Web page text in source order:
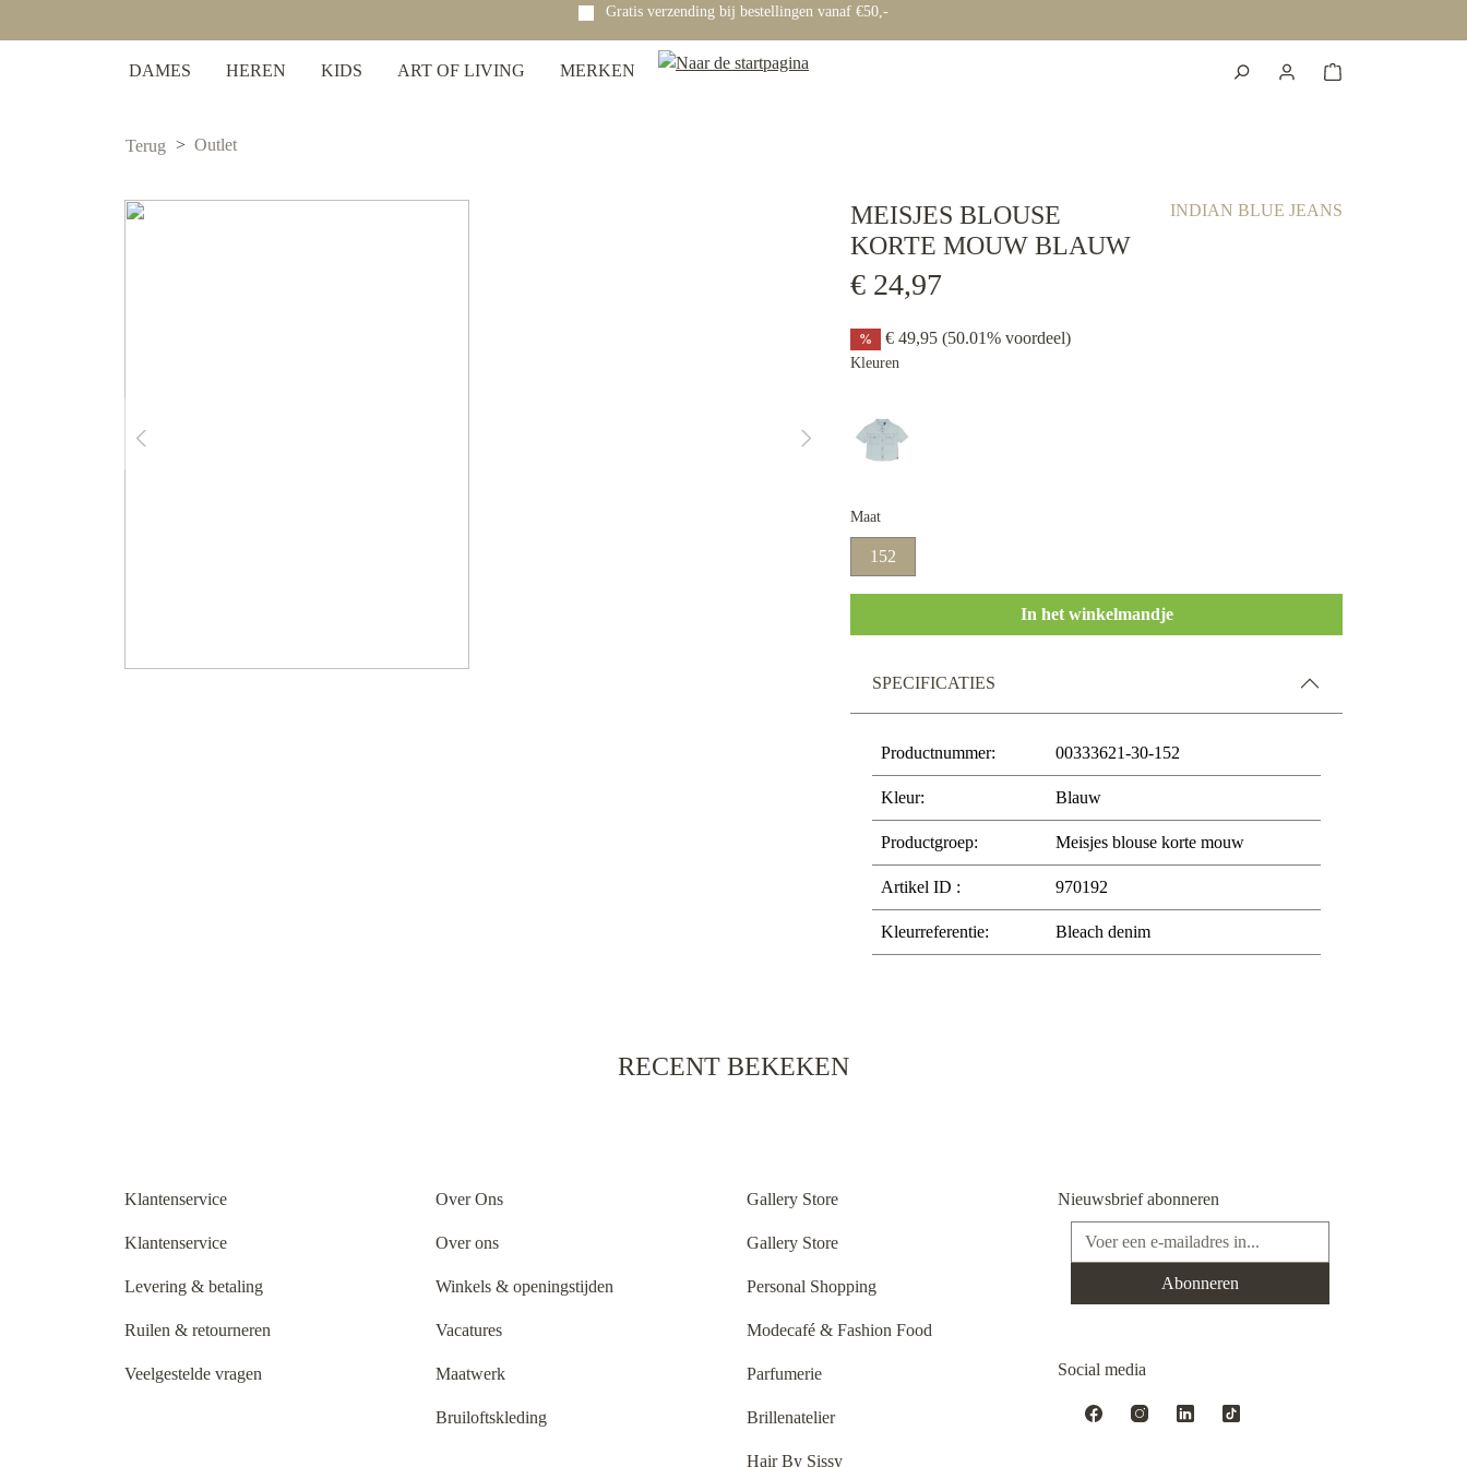
Gratis verzending bij bestellingen vanaf €50,-
DAMES HEREN KIDS ART OF LIVING MERKEN
Terug Outlet
MEISJES BLOUSE
KORTE MOUW BLAUW
INDIAN BLUE JEANS
€ 24,97
% € 49,95 (50.01% voordeel)
Kleuren
Maat
152
In het winkelmandje
SPECIFICATIES
Productnummer: 00333621-30-152
Kleur: Blauw
Productgroep: Meisjes blouse korte mouw
Artikel ID : 970192
Kleurreferentie: Bleach denim
RECENT BEKEKEN
Klantenservice
Klantenservice
Levering & betaling
Ruilen & retourneren
Veelgestelde vragen
Over Ons
Over ons
Winkels & openingstijden
Vacatures
Maatwerk
Bruiloftskleding
Gallery Store
Gallery Store
Personal Shopping
Modecafé & Fashion Food
Parfumerie
Brillenatelier
Hair By Sissy
Nieuwsbrief abonneren
E-mailadres*
Abonneren
Social media